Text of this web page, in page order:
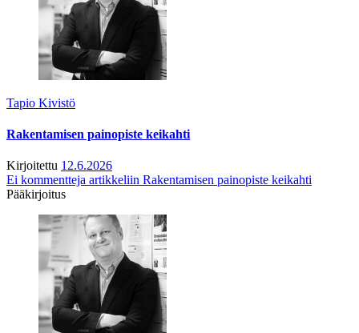
Tapio Kivistö
Rakentamisen painopiste keikahti
Kirjoitettu 12.6.2026
Ei kommentteja artikkeliin Rakentamisen painopiste keikahti
Pääkirjoitus